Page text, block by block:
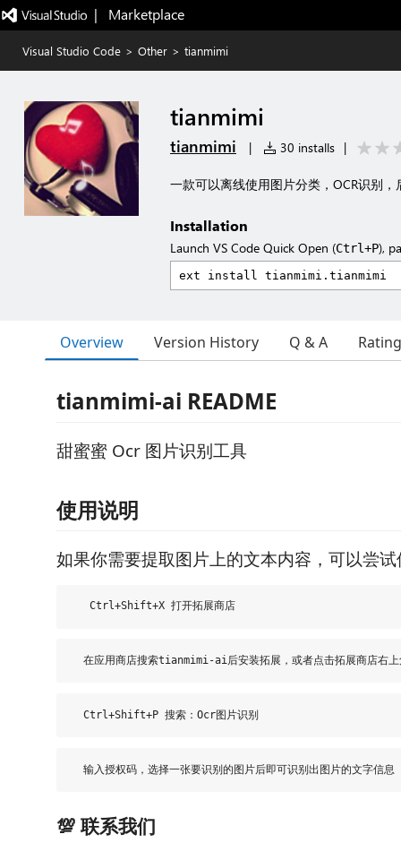
|   Marketplace
Visual Studio Code > Other > tianmimi
tianmimi
tianmimi | 30 installs |
一款可以离线使用图片分类，OCR识别
Installation
Launch VS Code Quick Open (Ctrl+P),
Overview Version History Q & A
tianmimi-ai README
甜蜜蜜 Ocr 图片识别工具
使用说明
如果你需要提取图片上的文本内容，可以尝
💯 联系我们